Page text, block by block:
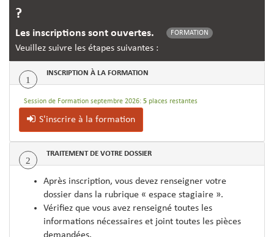
?
Les inscriptions sont ouvertes. FORMATION
Veuillez suivre les étapes suivantes :
1
INSCRIPTION À LA FORMATION
Session de Formation septembre 2026: 5 places restantes
S'inscrire à la formation
2
TRAITEMENT DE VOTRE DOSSIER
Après inscription, vous devez renseigner votre
dossier dans la rubrique « espace stagiaire ».
Vérifiez que vous avez renseigné toutes les
informations nécessaires et joint toutes les pièces
demandées.